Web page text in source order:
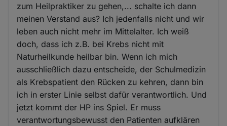
zum Heilpraktiker zu gehen,... schalte ich dann
meinen Verstand aus? Ich jedenfalls nicht und wir
leben auch nicht mehr im Mittelalter. Ich weiß
doch, dass ich z.B. bei Krebs nicht mit
Naturheilkunde heilbar bin. Wenn ich mich
ausschließlich dazu entscheide, der Schulmedizin
als Krebspatient den Rücken zu kehren, dann bin
ich in erster Linie selbst dafür verantwortlich. Und
jetzt kommt der HP ins Spiel. Er muss
verantwortungsbewusst den Patienten aufklären